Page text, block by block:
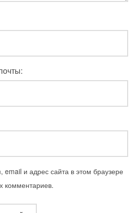
и адрес сайта в этом браузере
комментариев.